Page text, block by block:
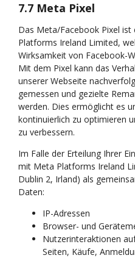
7.7 Meta Pixel
Das Meta/Facebook Pixel
Platforms Ireland Limited,
Wirksamkeit von Facebook-
Mit dem Pixel kann das
unserer Webseite
gemessen und gezielte
werden. Dies ermöglicht es
kontinuierlich zu optimieren
zu verbessern.
Im Falle der Erteilung Ihrer
mit Meta Platforms Ireland
Dublin 2, Irland) als
Daten:
IP-Adressen
Browser- und
Nutzerinteraktionen
Seiten, Käufe,